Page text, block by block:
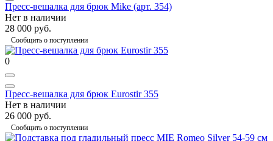
Пресс-вешалка для брюк Mike (арт. 354)
Нет в наличии
28 000 руб.
Сообщить о поступлении
0
Пресс-вешалка для брюк Eurostir 355
Нет в наличии
26 000 руб.
Сообщить о поступлении